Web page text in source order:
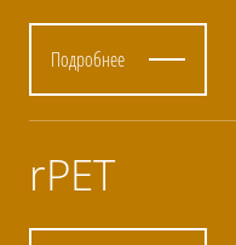
Подробнее
rPET